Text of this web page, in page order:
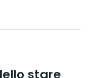
stare